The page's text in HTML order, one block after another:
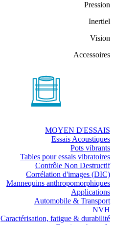
Pression
Inertiel
Vision
Accessoires
MOYEN D'ESSAIS
Essais Acoustiques
Pots vibrants
Tables pour essais vibratoires
Contrôle Non Destructif
Corrélation d'images (DIC)
Mannequins anthropomorphiques
Applications
Automobile & Transport
NVH
Caractérisation, fatigue & durabilité